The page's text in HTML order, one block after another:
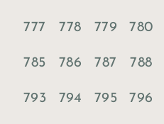
777 778 779 780
785 786 787 788
793 794 795 796